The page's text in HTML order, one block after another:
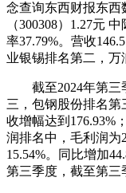
念查询东西财报东西
（300308）1.27元
率37.79%。营收
业银锡排名第二，万
截至2024年第三
三，包钢股份排名第
收增幅达到176.93%
润排名中，毛利润为
15.54%。同比增加
第三季度，截至第三